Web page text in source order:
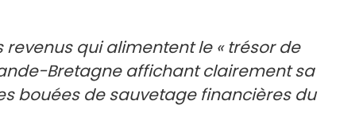
revenus qui alimentent le « trésor de
Bretagne affichant clairement sa
bouées de sauvetage financières du